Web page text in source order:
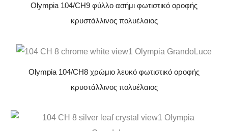
Olympia 104/CH9 φύλλο ασήμι φωτιστικό οροφής
κρυστάλλινος πολυέλαιος
Olympia 104/CH8 χρώμιο λευκό φωτιστικό οροφής
κρυστάλλινος πολυέλαιος